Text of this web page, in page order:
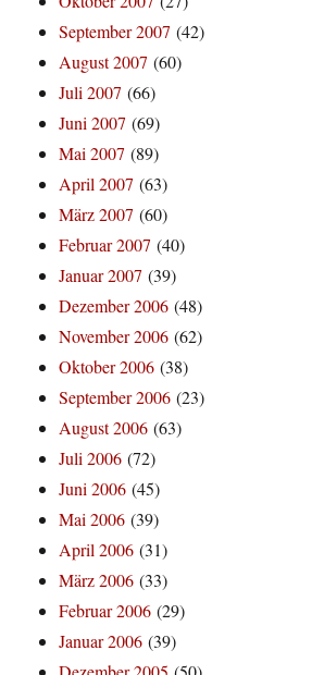
September 2007 (42)
August 2007 (60)
Juli 2007 (66)
Juni 2007 (69)
Mai 2007 (89)
April 2007 (63)
März 2007 (60)
Februar 2007 (40)
Januar 2007 (39)
Dezember 2006 (48)
November 2006 (62)
Oktober 2006 (38)
September 2006 (23)
August 2006 (63)
Juli 2006 (72)
Juni 2006 (45)
Mai 2006 (39)
April 2006 (31)
März 2006 (33)
Februar 2006 (29)
Januar 2006 (39)